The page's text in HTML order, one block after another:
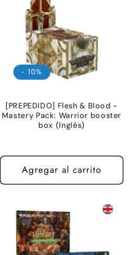
- 10%
[PREPEDIDO] Flesh & Blood -
Mastery Pack: Warrior booster
box (Inglés)
Agregar al carrito